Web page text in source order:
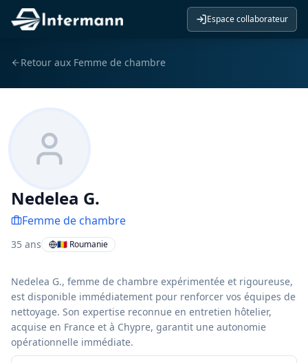
Espace collaborateur
Retour aux Femme de chambre
Nedelea G.
Femme de chambre
35 ans 🇷🇴 Roumanie
Nedelea G., femme de chambre expérimentée et rigoureuse,
est disponible immédiatement pour renforcer vos équipes de
nettoyage. Son expertise reconnue en entretien hôtelier,
acquise en France et à Chypre, garantit une autonomie
opérationnelle immédiate.